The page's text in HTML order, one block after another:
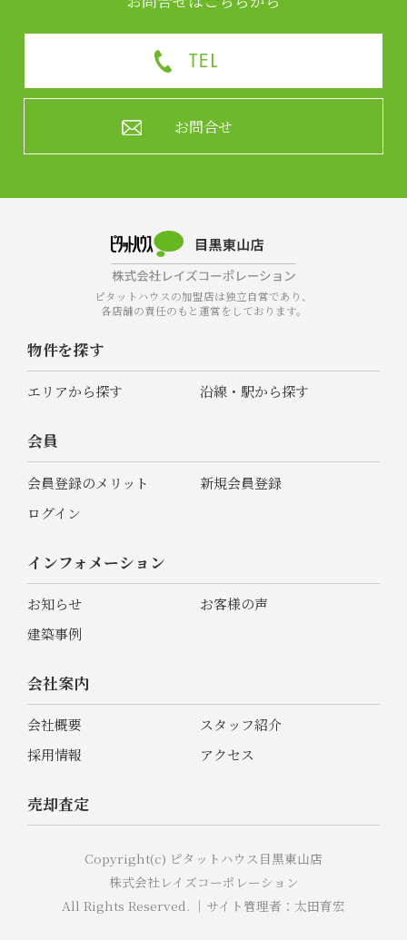
お問合せ
ピタットハウスの加盟店は独立自営であり、
各店舗の責任のもと運営をしております。
物件を探す
エリアから探す 沿線・駅から探す
会員
会員登録のメリット
新規会員登録
ログイン
インフォメーション
お知らせ
お客様の声
建築事例
会社案内
会社概要
スタッフ紹介
採用情報
アクセス
売却査定
Copyright(c) ピタットハウス目黒東山店
株式会社レイズコーポレーション
All Rights Reserved. ｜サイト管理者：太田育宏